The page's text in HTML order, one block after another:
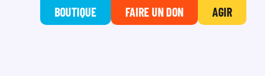
BOUTIQUE FAIRE UN DON AGIR